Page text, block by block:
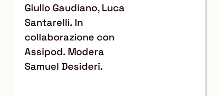
Giulio Gaudiano, Luca
Santarelli. In
collaborazione con
Assipod. Modera
Samuel Desideri.